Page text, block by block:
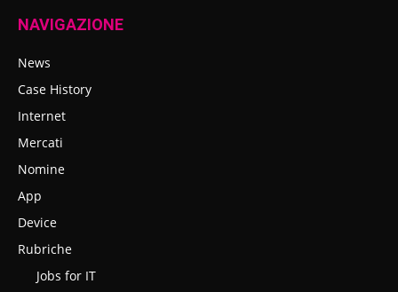
NAVIGAZIONE
News
Case History
Internet
Mercati
Nomine
App
Device
Rubriche
Jobs for IT